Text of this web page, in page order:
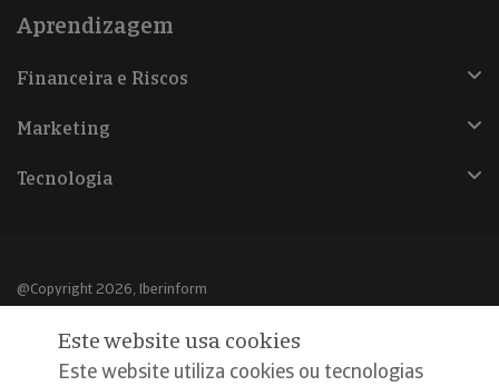
Aprendizagem
Financeira e Riscos
Marketing
Tecnologia
@Copyright 2026, Iberinform
Aviso legal
Política de cookies
Este website usa cookies
Este website utiliza cookies ou tecnologias